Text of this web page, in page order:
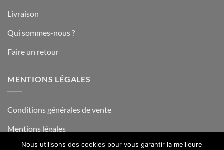
Livraison
Qui sommes-nous ?
Faire un retour
MENTIONS LÉGALES
Conditions générales de vente
Mentions légales
Nous utilisons des cookies pour vous garantir la meilleure